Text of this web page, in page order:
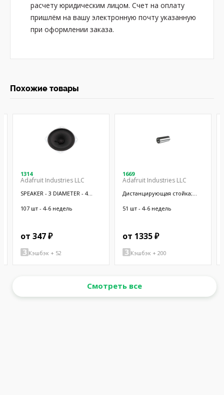
расчету юридическим лицом. Счет на оплату
пришлём на вашу электронную почту указанную
при оформлении заказа.
Похожие товары
1314
Adafruit Industries LLC
SPEAKER - 3 DIAMETER - 4
107 шт - 4-6 недель
от 347 ₽
Кэшбэк + 52
1669
Adafruit Industries LLC
Дистанцирующая стойка;
латунь; никель
51 шт - 4-6 недель
от 1335 ₽
Кэшбэк + 200
Смотреть все